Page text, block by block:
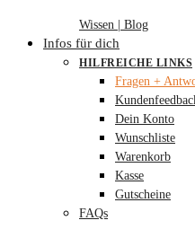
Wissen | Blog
Infos für dich
HILFREICHE LINKS
Fragen +
Dein Konto
Wunschliste
Warenkorb
Kasse
Gutscheine
FAQs